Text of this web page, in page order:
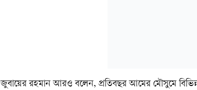
জুবায়ের রহমান আরও বলেন, প্রতিবছর আমের মৌসুমে বিভিন্ন